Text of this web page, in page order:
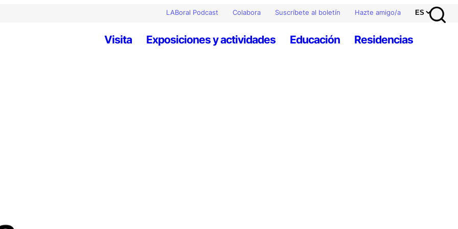
LABoral Podcast Colabora Suscríbete al boletín Hazte amigo/a
Visita Exposiciones y actividades Educación Residencias